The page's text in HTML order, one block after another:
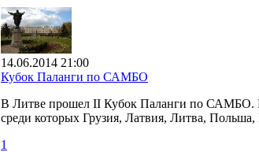
14.06.2014 21:00
Кубок Паланги по САМБО
В Литве прошел II Кубок Паланги по САМБО.
среди которых Грузия, Латвия, Литва,
1